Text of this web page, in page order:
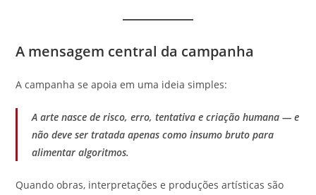
A mensagem central da campanha
A campanha se apoia em uma ideia simples:
A arte nasce de risco, erro, tentativa e criação humana — e
não deve ser tratada apenas como insumo bruto para
alimentar algoritmos.
Quando obras, interpretações e produções artísticas são